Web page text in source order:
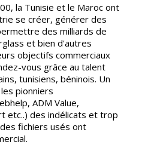
la Tunisie et le Maroc ont
se créer, générer des
des milliards de
et bien d'autres
objectifs commerciaux
vous grâce au talent
tunisiens, béninois. Un
pionniers
ADM Value,
etc..) des indélicats et trop
fichiers usés ont